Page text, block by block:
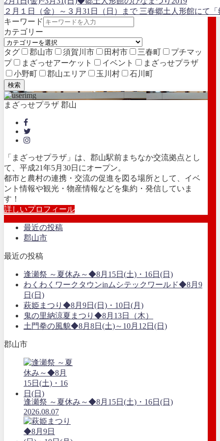
２月１日（金）～３月31日（日）まで 三春郷土人形館にて
キーワード
カテゴリー
タグ 郡山市 須賀川市 田村市 三春町
プチマッ
プ
まざっせアーケット イベント
まざっせプラザ
小野町
郡山エリア 玉川村 石川町
検索
まざっせプラザ 郡山
「まざっせプラザ」は、郡山駅前まちなか交流拠点とし
て、平成21年5月30日にオープン。
都市と農村の連携・交流の促進を図る場所として、イベ
ント情報や観光・物産情報などを集約・発信していま
す！
詳しいプロフィール
最近の投稿
郡山市
最近の投稿
逢瀬祭 ～夏休み～◆8月15日(土)・16日(日)
わくわくワークタウンinムシテックワールド◆8月9
日(日)
萩姫まつり◆8月9日(日)・10日(月)
鬼の里納涼夏まつり◆8月13日（木）
土門拳の風貌◆8月8日(土)～10月12日(日)
郡山市
逢瀬祭 ～夏休み～◆8月15日(土)・16日(日)
2026.08.07